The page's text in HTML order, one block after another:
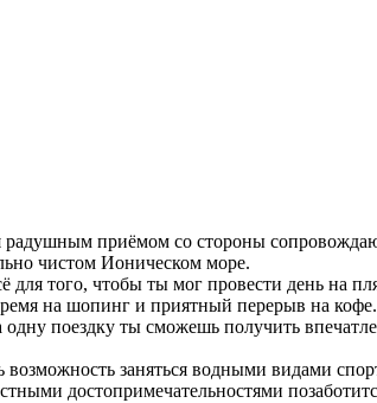
приёмом со стороны
чистом Ионическом море.
того, чтобы ты мог провести день на
на шопинг и приятный перерыв на кофе.
поездку ты сможешь получить
заняться водными видами
достопримечательностями